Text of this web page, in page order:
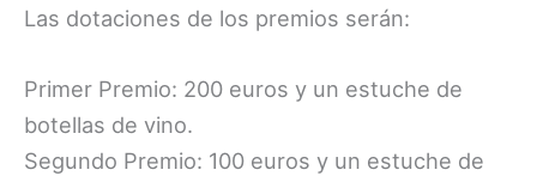
Las dotaciones de los premios serán:
Primer Premio: 200 euros y un estuche de
botellas de vino.
Segundo Premio: 100 euros y un estuche de